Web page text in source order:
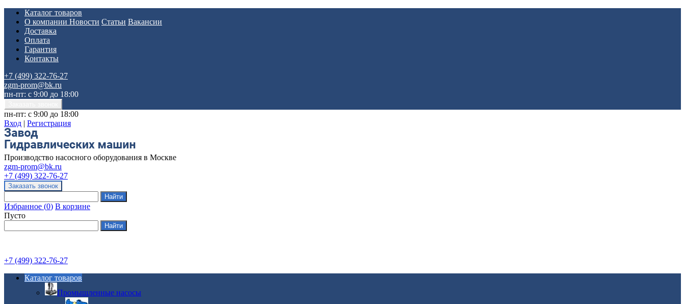
Каталог товаров
О компании Новости Статьи Вакансии
Доставка
Оплата
Гарантия
Контакты
+7 (499) 322-76-27
zgm-prom@bk.ru
пн-пт: с 9:00 до 18:00
пн-пт: с 9:00 до 18:00
Вход | Регистрация
Производство насосного оборудования в Москве
zgm-prom@bk.ru
+7 (499) 322-76-27
Избранное (0) В корзине
Пусто
+7 (499) 322-76-27
Каталог товаров
Промышленные насосы